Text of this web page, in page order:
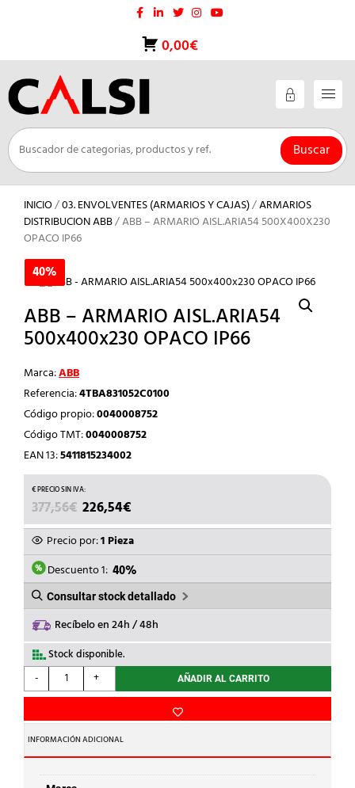
0,00€
Buscar
INICIO/03. ENVOLVENTES (ARMARIOS Y CAJAS)/ARMARIOS
DISTRIBUCION ABB/ ABB – ARMARIO AISL.ARIA54 500X400X230
OPACO IP66
40%
ABB – ARMARIO AISL.ARIA54
500x400x230 OPACO IP66
Marca:ABB
Referencia:4TBA831052C0100
Código propio:0040008752
Código TMT:0040008752
EAN 13:5411815234002
377,56€ EL
PRECIO
ORIGINAL
ERA:
377,56€.
226,54€
PRECIO
ACTUAL
ES:
226,54€.
Precio por:1 Pieza
Descuento 1: 40%
Consultar stock detallado
Recíbelo en 24h / 48h
Stock disponible.
-
ABB
-
AISL.ARIA54
500x400x230
OPACO
IP66
+ AÑADIR AL CARRITO
INFORMACIÓN ADICIONAL
40%